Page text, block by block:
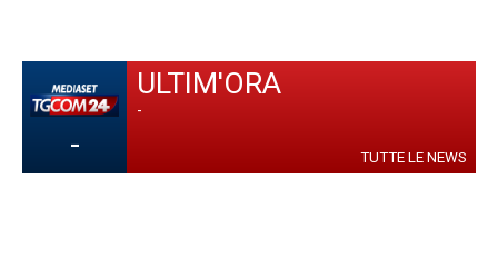
-
ULTIM'ORA
-
TUTTE LE NEWS